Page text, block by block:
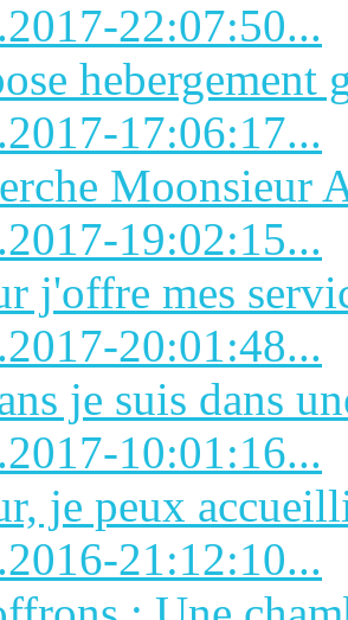
22:07:50...
hebergement
17:06:17...
Moonsieur
19:02:15...
j'offre mes
20:01:48...
je suis dans
10:01:16...
je peux
21:12:10...